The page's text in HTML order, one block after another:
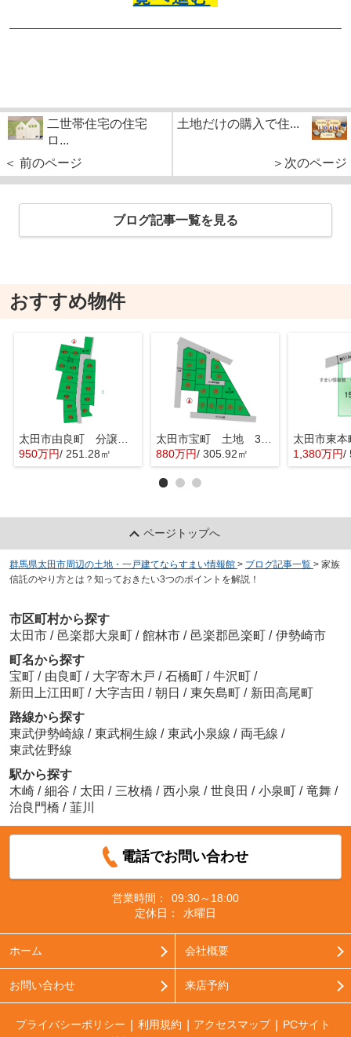
二世帯住宅の住宅
ロ...
＜ 前のページ
土地だけの購入で住...
＞次のページ
ブログ記事一覧を見る
おすすめ物件
太田市由良町 分譲地 Q区画
950万円/ 251.28㎡
太田市宝町 土地 3区画
880万円/ 305.92㎡
太田市東
1,380万円/
ページトップへ
群馬県太田市周辺の土地・一戸建てならすまい情報館 > ブログ記事一覧 > 家族
信託のやり方とは？知っておきたい3つのポイントを解説！
市区町村から探す
太田市 / 邑楽郡大泉町 / 館林市 / 邑楽郡邑楽町 / 伊勢崎市
町名から探す
宝町 / 由良町 / 大字寄木戸 / 石橋町 / 牛沢町 /
新田上江田町 / 大字吉田 / 朝日 / 東矢島町 / 新田高尾町
路線から探す
東武伊勢崎線 / 東武桐生線 / 東武小泉線 / 両毛線 /
東武佐野線
駅から探す
木崎 / 細谷 / 太田 / 三枚橋 / 西小泉 / 世良田 / 小泉町 / 竜舞 /
治良門橋 / 韮川
電話でお問い合わせ
営業時間：
09:30～18:00
定休日：
水曜日
ホーム 会社概要
お問い合わせ 来店予約
プライバシーポリシー 利用規約 アクセスマップ
PCサイト